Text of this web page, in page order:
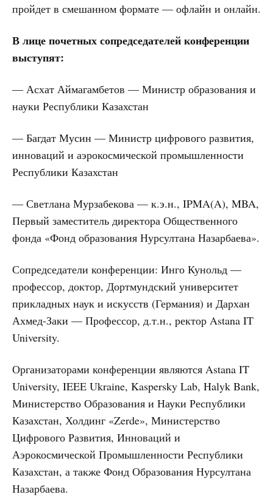
пройдет в смешанном формате — офлайн и онлайн.
В лице почетных сопредседателей конференции
выступят:
— Асхат Аймагамбетов — Министр образования и
науки Республики Казахстан
— Багдат Мусин — Министр цифрового развития,
инноваций и аэрокосмической промышленности
Республики Казахстан
— Светлана Мурзабекова — к.э.н., IPMA(A), MBA,
Первый заместитель директора Общественного
фонда «Фонд образования Нурсултана Назарбаева».
Сопредседатели конференции: Инго Кунольд —
профессор, доктор, Дортмундский университет
прикладных наук и искусств (Германия) и Дархан
Ахмед-Заки — Профессор, д.т.н., ректор Astana IT
University.
Организаторами конференции являются Astana IT
University, IEEE Ukraine, Kaspersky Lab, Halyk Bank,
Министерство Образования и Науки Республики
Казахстан, Холдинг «Zerde», Министерство
Цифрового Развития, Инноваций и
Аэрокосмической Промышленности Республики
Казахстан, а также Фонд Образования Нурсултана
Назарбаева.